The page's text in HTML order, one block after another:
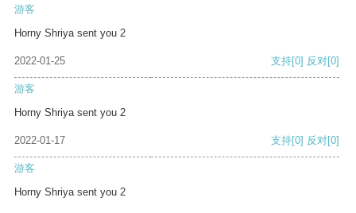
游客
Horny Shriya sent you 2
2022-01-25 支持[0] 反对[0]
游客
Horny Shriya sent you 2
2022-01-17 支持[0] 反对[0]
游客
Horny Shriya sent you 2